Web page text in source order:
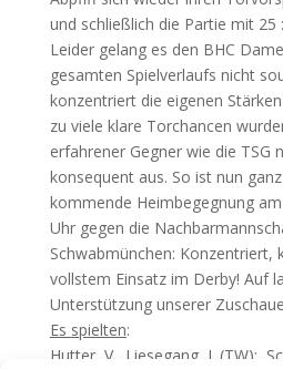
und schließlich die Partie mit 25
Leider gelang es den BHC
gesamten Spielverlaufs nicht
konzentriert die eigenen
zu viele klare Torchancen
erfahrener Gegner wie die TSG
konsequent aus. So ist nun
kommende Heimbegegnung
Uhr gegen die
Schwabmünchen: Konzentriert,
vollstem Einsatz im Derby! Auf
Unterstützung unserer
Es spielten:
Hutter, V., Liesegang, J. (TW);